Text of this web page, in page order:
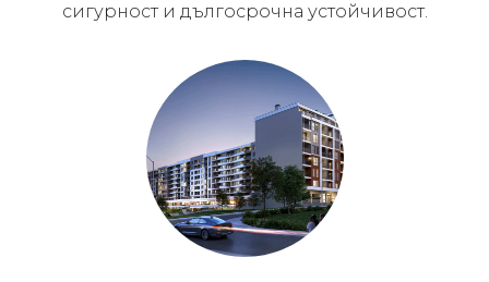
сигурност и дългосрочна устойчивост.